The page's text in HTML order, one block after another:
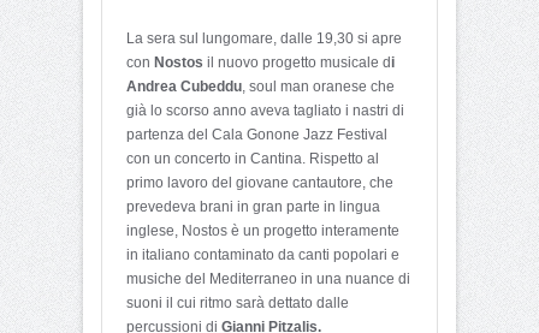
La sera sul lungomare, dalle 19,30 si apre
con Nostos il nuovo progetto musicale di
Andrea Cubeddu , soul man oranese che
già lo scorso anno aveva tagliato i nastri di
partenza del Cala Gonone Jazz Festival
con un concerto in Cantina. Rispetto al
primo lavoro del giovane cantautore, che
prevedeva brani in gran parte in lingua
inglese, Nostos è un progetto interamente
in italiano contaminato da canti popolari e
musiche del Mediterraneo in una nuance di
suoni il cui ritmo sarà dettato dalle
percussioni di Gianni Pitzalis.